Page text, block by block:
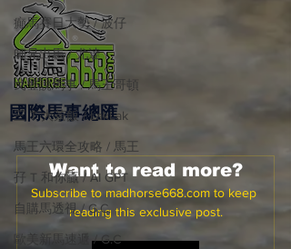
國際​馬事總匯
癲馬賽日大勢 / 波仔
師兄出馬 / 尤達
戈登說馬事 / 馬王哥頓
三 T 大茶飯 / LakLak
馬王六環全攻略 / 馬王
孖 T 和你贏 / AI GPT
自購馬透視 / G.C.
歐美新馬速遞 / G.C
Want to read more?
Subscribe to madhorse668.com to keep
reading this exclusive post.